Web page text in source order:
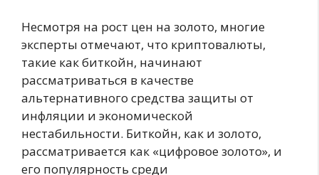
Несмотря на рост цен на золото, многие
эксперты отмечают, что криптовалюты,
такие как биткойн, начинают
рассматриваться в качестве
альтернативного средства защиты от
инфляции и экономической
нестабильности. Биткойн, как и золото,
рассматривается как «цифровое золото», и
его популярность среди